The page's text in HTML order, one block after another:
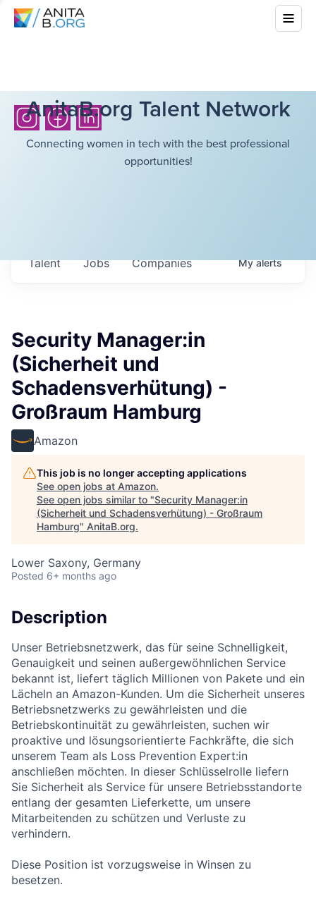
AnitaB.org Talent Network
Connecting women in tech with the best professional
opportunities!
Jobs Companies
Talent Myalerts
Security Manager:in
(Sicherheit und
Schadensverhütung) -
Großraum Hamburg
Amazon
This job is no longer accepting applications
See open jobs at Amazon.
See open jobs similar to "Security Manager:in
(Sicherheit und Schadensverhütung) - Großraum
Hamburg" AnitaB.org.
Lower Saxony, Germany
Posted 6+ months ago
Description
Unser Betriebsnetzwerk, das für seine Schnelligkeit,
Genauigkeit und seinen außergewöhnlichen Service
bekannt ist, liefert täglich Millionen von Pakete und ein
Lächeln an Amazon-Kunden. Um die Sicherheit unseres
Betriebsnetzwerks zu gewährleisten und die
Betriebskontinuität zu gewährleisten, suchen wir
proaktive und lösungsorientierte Fachkräfte, die sich
unserem Team als Loss Prevention Expert:in
anschließen möchten. In dieser Schlüsselrolle liefern
Sie Sicherheit als Service für unsere Betriebsstandorte
entlang der gesamten Lieferkette, um unsere
Mitarbeitenden zu schützen und Verluste zu
verhindern.
Diese Position ist vorzugsweise in Winsen zu
besetzen.